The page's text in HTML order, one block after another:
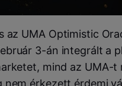
az UMA Optimistic
3-án integrált a
mind az
nem érkezett érdemi